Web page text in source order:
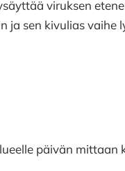
viruksen
sen kivulias vaihe
päivän mittaan